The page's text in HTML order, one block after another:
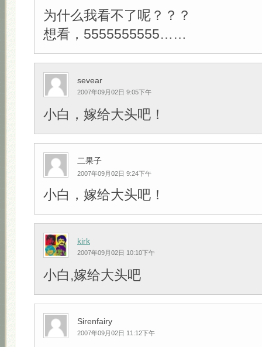
为什么我看不了呢？？？
想看，5555555555……
sevear
2007年09月02日 9:05下午
小白，嫁给大头吧！
二果子
2007年09月02日 9:24下午
小白，嫁给大头吧！
kirk
2007年09月02日 10:10下午
小白,嫁给大头吧
Sirenfairy
2007年09月02日 11:12下午